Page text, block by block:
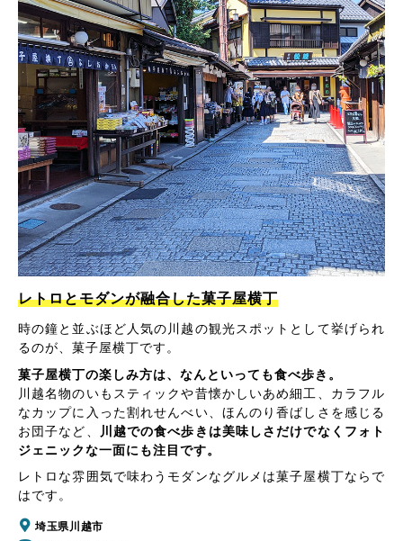
レトロとモダンが融合した菓子屋横丁
時の鐘と並ぶほど人気の川越の観光スポットとして挙げられ
るのが、菓子屋横丁です。
菓子屋横丁の楽しみ方は、なんといっても食べ歩き。
川越名物のいもスティックや昔懐かしいあめ細工、カラフル
なカップに入った割れせんべい、ほんのり香ばしさを感じる
お団子など、
川越での食べ歩きは美味しさだけでなくフォト
ジェニックな一面にも注目です。
レトロな雰囲気で味わうモダンなグルメは菓子屋横丁ならで
はです。
埼玉県川越市